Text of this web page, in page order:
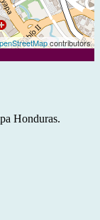
contributors
Honduras.